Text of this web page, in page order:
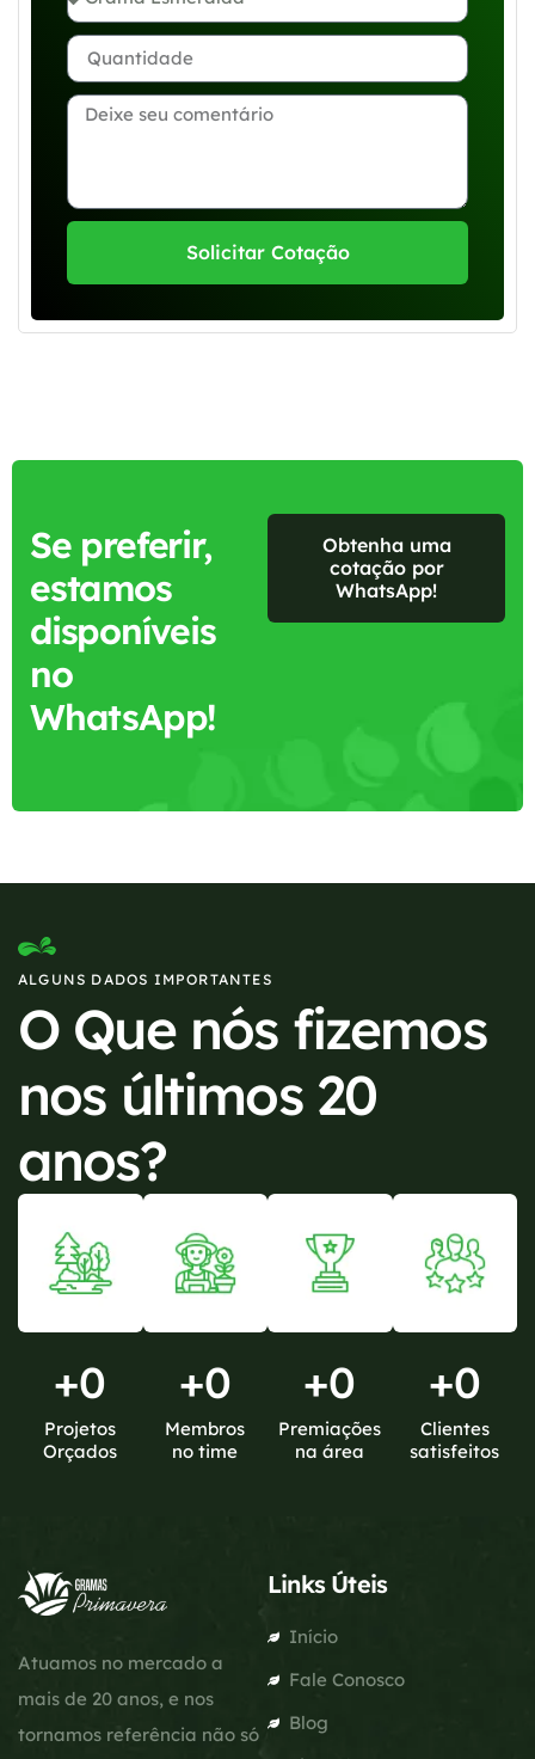
Solicitar Cotação
Se preferir,
estamos
disponíveis
no
WhatsApp!
Obtenha uma
cotação por
WhatsApp!
ALGUNS DADOS IMPORTANTES
O Que nós fizemos
nos últimos 20
anos?
+0
Projetos
Orçados
+0
Membros
no time
+0
Premiações
na área
+0
Clientes
satisfeitos
Atuamos no mercado a
mais de 20 anos, e nos
tornamos referência não só
Links Úteis
Início
Fale Conosco
Blog